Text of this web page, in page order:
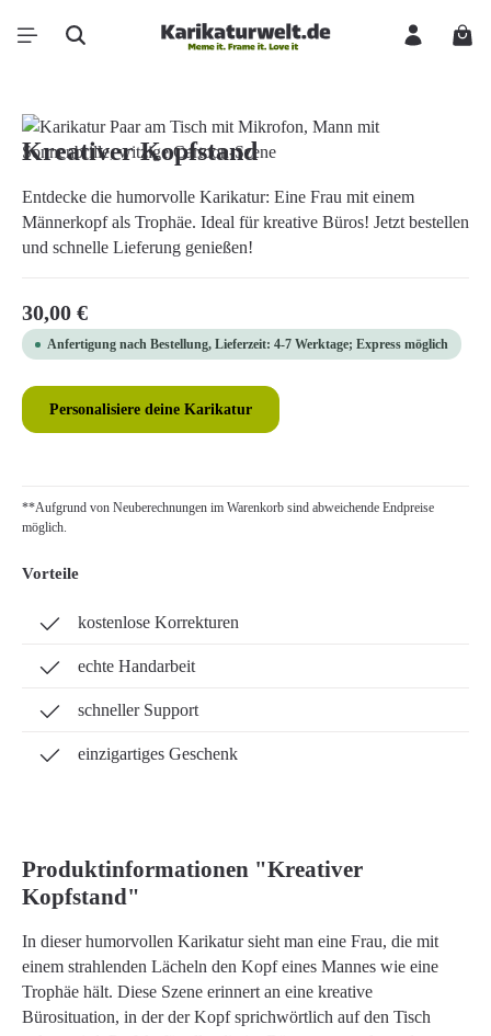
Zum Hauptinhalt springen
Bildergalerie überspringen
Kreativer Kopfstand
Entdecke die humorvolle Karikatur: Eine Frau mit einem
Männerkopf als Trophäe. Ideal für kreative Büros! Jetzt bestellen
und schnelle Lieferung genießen!
Regulärer Preis:
30,00 €
Anfertigung nach Bestellung, Lieferzeit: 4-7 Werktage; Express möglich
Personalisiere deine Karikatur
**Aufgrund von Neuberechnungen im Warenkorb sind abweichende Endpreise
möglich.
Vorteile
kostenlose Korrekturen
echte Handarbeit
schneller Support
einzigartiges Geschenk
Produktinformationen "Kreativer
Kopfstand"
In dieser humorvollen Karikatur sieht man eine Frau, die mit
einem strahlenden Lächeln den Kopf eines Mannes wie eine
Trophäe hält. Diese Szene erinnert an eine kreative
Bürosituation, in der der Kopf sprichwörtlich auf den Tisch